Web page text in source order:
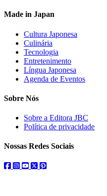
Made in Japan
Cultura Japonesa
Culinária
Tecnologia
Entretenimento
Língua Japonesa
Agenda de Eventos
Sobre Nós
Sobre a Editora JBC
Política de privacidade
Nossas Redes Sociais
facebook
instagram
youtube
twitterpinterest